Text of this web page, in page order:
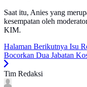
Saat itu, Anies yang
kesempatan oleh
KIM.
Halaman Berikutnya Isu
Bocorkan Dua Jabatan
Tim Redaksi